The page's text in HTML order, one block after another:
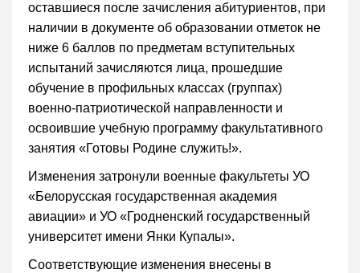
оставшиеся после зачисления абитуриентов, при
наличии в документе об образовании отметок не
ниже 6 баллов по предметам вступительных
испытаний зачисляются лица, прошедшие
обучение в профильных классах (группах)
военно-патриотической направленности и
освоившие учебную программу факультативного
занятия «Готовы Родине служить!».
Изменения затронули военные факультеты УО
«Белорусская государственная академия
авиации» и УО «Гродненский государственный
университет имени Янки Купалы».
Соответствующие изменения внесены в